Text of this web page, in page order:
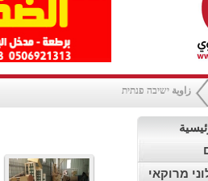
زاوية ישיבה פנתית
מרוקאי